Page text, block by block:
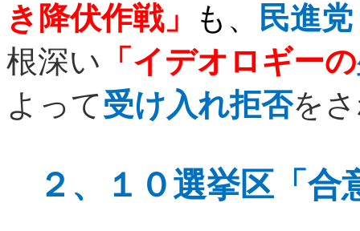
き降伏作戦」
も、 民進党
根深い 「イデオロギーの
よって受け入れ拒否を
２、 １０選挙区「